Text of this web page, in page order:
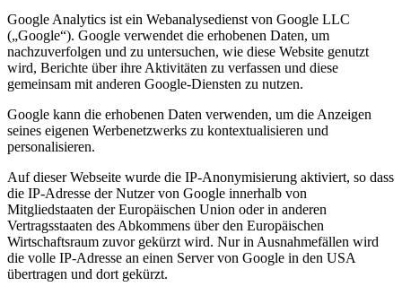
Google Analytics ist ein Webanalysedienst von Google LLC
(„Google“). Google verwendet die erhobenen Daten, um
nachzuverfolgen und zu untersuchen, wie diese Website genutzt
wird, Berichte über ihre Aktivitäten zu verfassen und diese
gemeinsam mit anderen Google-Diensten zu nutzen.
Google kann die erhobenen Daten verwenden, um die Anzeigen
seines eigenen Werbenetzwerks zu kontextualisieren und
personalisieren.
Auf dieser Webseite wurde die IP-Anonymisierung aktiviert, so dass
die IP-Adresse der Nutzer von Google innerhalb von
Mitgliedstaaten der Europäischen Union oder in anderen
Vertragsstaaten des Abkommens über den Europäischen
Wirtschaftsraum zuvor gekürzt wird. Nur in Ausnahmefällen wird
die volle IP-Adresse an einen Server von Google in den USA
übertragen und dort gekürzt.